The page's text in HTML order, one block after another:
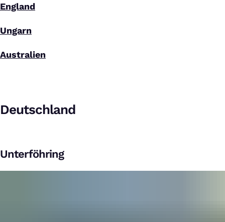
England
Ungarn
Australien
Deutschland
Unterföhring